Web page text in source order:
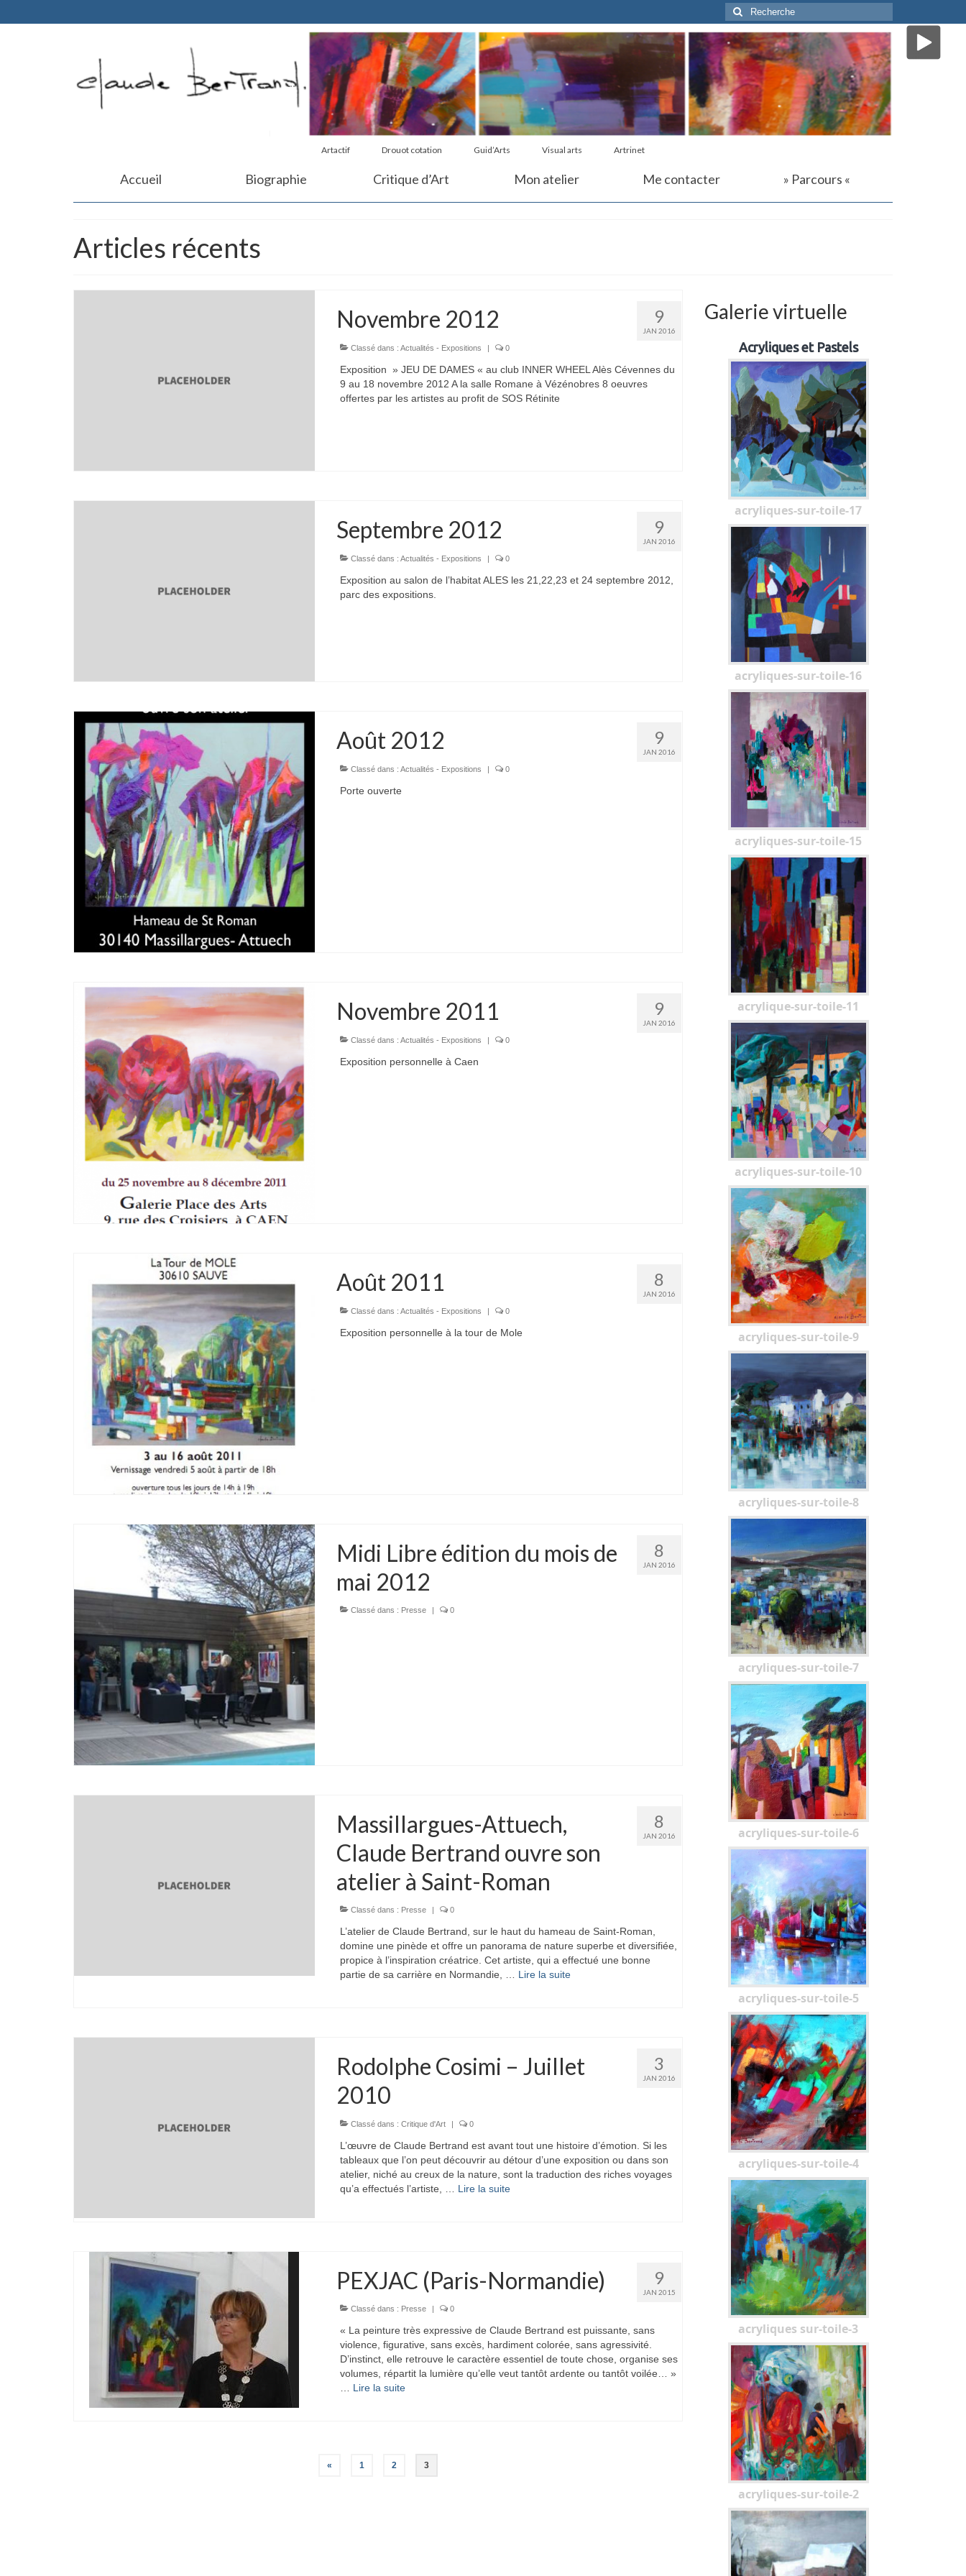
Rechercher
:
Artactif Drouot cotation Guid’Arts Visual arts Artrinet
Accueil Biographie Critique d’Art Mon atelier Me contacter » Parcours «
Articles récents
9
JAN 2016
Novembre 2012
Classé dans : Actualités - Expositions | 0
Exposition » JEU DE DAMES « au club INNER WHEEL Alès Cévennes du
9 au 18 novembre 2012 A la salle Romane à Vézénobres 8 oeuvres
offertes par les artistes au profit de SOS Rétinite
9
JAN 2016
Septembre 2012
Classé dans : Actualités - Expositions | 0
Exposition au salon de l’habitat ALES les 21,22,23 et 24 septembre 2012,
parc des expositions.
9
JAN 2016
Août 2012
Classé dans : Actualités - Expositions | 0
Porte ouverte
9
JAN 2016
Novembre 2011
Classé dans : Actualités - Expositions | 0
Exposition personnelle à Caen
8
JAN 2016
Août 2011
Classé dans : Actualités - Expositions | 0
Exposition personnelle à la tour de Mole
8
JAN 2016
Midi Libre édition du mois de
mai 2012
Classé dans : Presse 0
8
JAN 2016
Massillargues-Attuech,
Claude Bertrand ouvre son
atelier à Saint-Roman
Classé dans : Presse | 0
L’atelier de Claude Bertrand, sur le haut du hameau de Saint-Roman,
domine une pinède et offre un panorama de nature superbe et diversifiée,
propice à l’inspiration créatrice. Cet artiste, qui a effectué une bonne
partie de sa carrière en Normandie, … Lire la suite­­
3
JAN 2016
Rodolphe Cosimi – Juillet
2010
Classé dans : Critique d'Art | 0
L’œuvre de Claude Bertrand est avant tout une histoire d’émotion. Si les
tableaux que l’on peut découvrir au détour d’une exposition ou dans son
atelier, niché au creux de la nature, sont la traduction des riches voyages
qu’a effectués l’artiste, … Lire la suite­­
9
JAN 2015
PEXJAC (Paris-Normandie)
Classé dans : Presse 0
« La peinture très expressive de Claude Bertrand est puissante, sans
violence, figurative, sans excès, hardiment colorée, sans agressivité.
D’instinct, elle retrouve le caractère essentiel de toute chose, organise ses
volumes, répartit la lumière qu’elle veut tantôt ardente ou tantôt voilée… »
… Lire la suite­­
« 1 2 3
Galerie virtuelle
Acryliques et Pastels
acryliques-sur-toile-17
acryliques-sur-toile-16
acryliques-sur-toile-15
acrylique-sur-toile-11
acryliques-sur-toile-10
acryliques-sur-toile-9
acryliques-sur-toile-8
acryliques-sur-toile-7
acryliques-sur-toile-6
acryliques-sur-toile-5
acryliques-sur-toile-4
acryliques sur-toile-3
acryliques-sur-toile-2